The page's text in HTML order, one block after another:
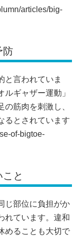
articles/big-
防
と言われていま
ギャザー運動」
筋肉を刺激し、
るとされています
of-bigtoe-
と
じ部位に負担がか
れています。違和
めることも大切で